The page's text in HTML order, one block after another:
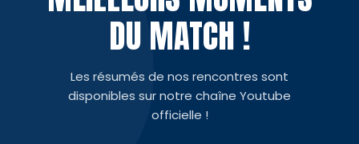
DU MATCH !
Les résumés de nos rencontres sont
disponibles sur notre chaîne Youtube
officielle !